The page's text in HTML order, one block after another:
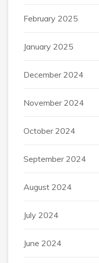
February 2025
January 2025
December 2024
November 2024
October 2024
September 2024
August 2024
July 2024
June 2024